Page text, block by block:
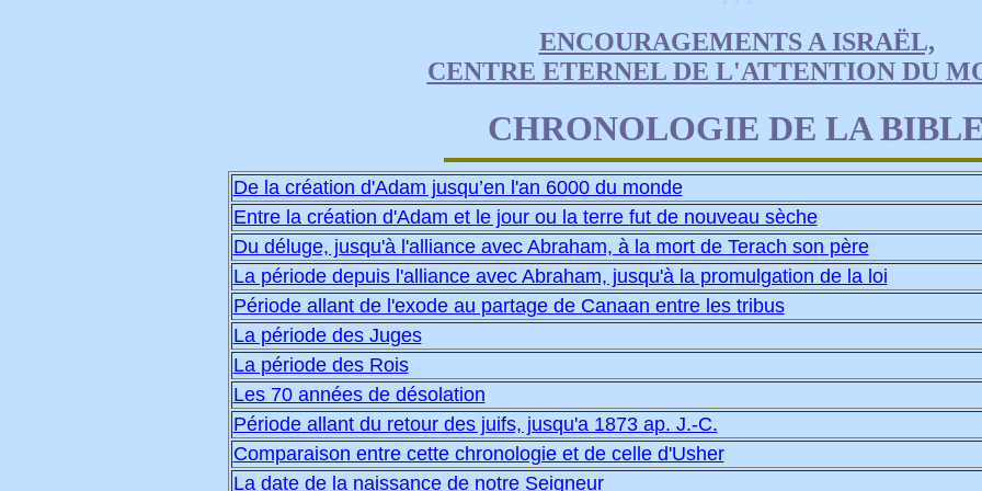
ENCOURAGEMENTS A ISRAËL,
CENTRE ETERNEL DE L'ATTENTION DU
CHRONOLOGIE DE LA
De la création d'Adam jusqu’en l'an 6000 du monde
Entre la création d'Adam et le jour ou la terre fut de nouveau sèche
Du déluge, jusqu'à l'alliance avec Abraham, à la mort de Terach son père
La période depuis l'alliance avec Abraham, jusqu'à la promulgation de la loi
Période allant de l'exode au partage de Canaan entre les tribus
La période des Juges
La période des Rois
Les 70 années de désolation
Période allant du retour des juifs, jusqu'a 1873 ap. J.-C.
Comparaison entre cette chronologie et de celle d'Usher
La date de la naissance de notre Seigneur